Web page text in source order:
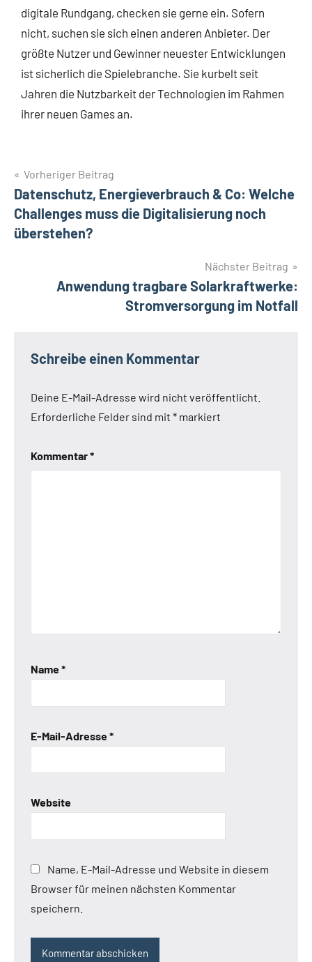
digitale Rundgang, checken sie gerne ein. Sofern
nicht, suchen sie sich einen anderen Anbieter. Der
größte Nutzer und Gewinner neuester Entwicklungen
ist sicherlich die Spielebranche. Sie kurbelt seit
Jahren die Nutzbarkeit der Technologien im Rahmen
ihrer neuen Games an.
Vorheriger Beitrag
Datenschutz, Energieverbrauch & Co: Welche
Challenges muss die Digitalisierung noch
überstehen?
Nächster Beitrag
Anwendung tragbare Solarkraftwerke:
Stromversorgung im Notfall
Schreibe einen Kommentar
Deine E-Mail-Adresse wird nicht veröffentlicht.
Erforderliche Felder sind mit * markiert
Kommentar*
Name*
E-Mail-Adresse*
Website
Name, E-Mail-Adresse und Website in diesem
Browser für meinen nächsten Kommentar
speichern.